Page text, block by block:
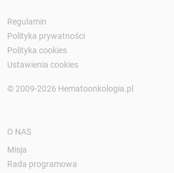
Regulamin
Polityka prywatności
Polityka cookies
Ustawienia cookies
© 2009-2026 Hematoonkologia.pl
O NAS
Misja
Rada programowa